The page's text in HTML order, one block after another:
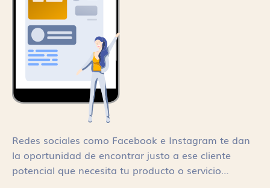
Redes sociales como Facebook e Instagram te dan
la oportunidad de encontrar justo a ese cliente
potencial que necesita tu producto o servicio…